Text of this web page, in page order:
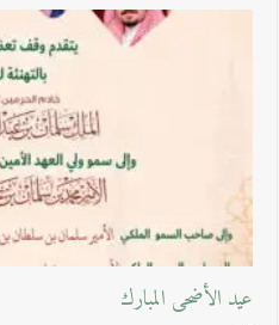
عيد الأضحى المبارك